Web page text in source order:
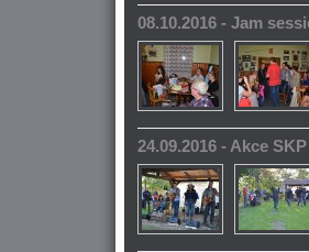
08.10.2016 - Jam
24.09.2016 - Akce